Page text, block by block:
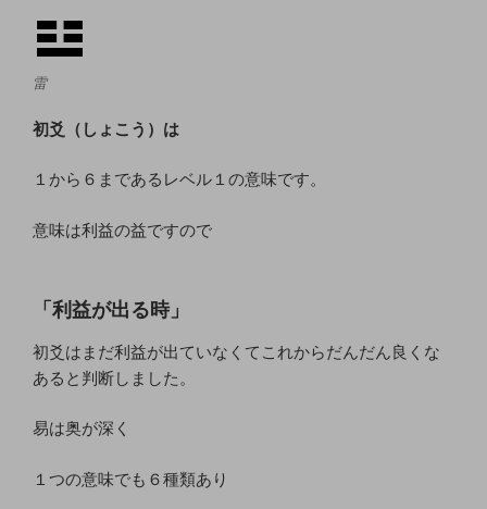
雷
初爻（しょこう）は
１から６まであるレベル１の意味です。
意味は利益の益ですので
「利益が出る時」
初爻はまだ利益が出ていなくてこれからだんだん良くな
あると判断しました。
易は奥が深く
１つの意味でも６種類あり